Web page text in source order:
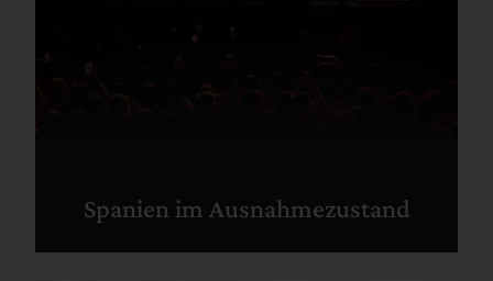
Spanien im Ausnahmezustand